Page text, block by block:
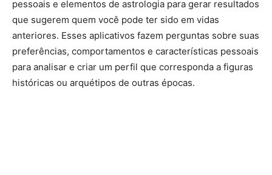
pessoais e elementos de astrologia para gerar resultados
que sugerem quem você pode ter sido em vidas
anteriores. Esses aplicativos fazem perguntas sobre suas
preferências, comportamentos e características pessoais
para analisar e criar um perfil que corresponda a figuras
históricas ou arquétipos de outras épocas.